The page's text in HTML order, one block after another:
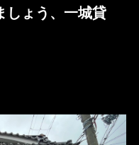
しょう、一城貸